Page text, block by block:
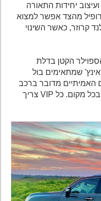
יחידות התאורה
מהצד אפשר למצוא
קרוזר, כאשר השינוי
הקטן בדלת
וחישוקים יפים בקוטר 22 אינץ' שמתאימים בול
מדובר ברכב
גדול ומרשים מאוד שמושך מבטים בכל מקום. כל VIP צריך